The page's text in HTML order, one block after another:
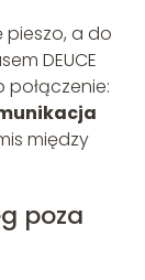
pieszo, a do
DEUCE
połączenie:
między
poza